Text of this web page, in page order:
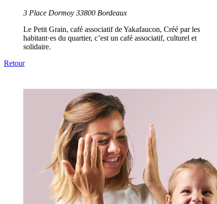
3 Place Dormoy 33800 Bordeaux
Le Petit Grain, café associatif de Yakafaucon, Créé par les
habitant·es du quartier, c’est un café associatif, culturel et
solidaire.
Retour